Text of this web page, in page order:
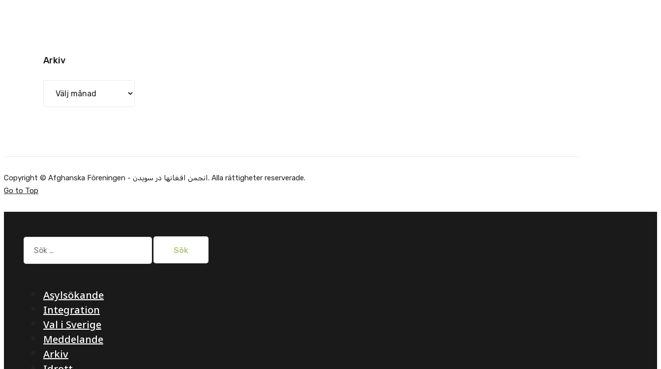
Arkiv
Copyright © Afghanska Föreningen - انجمن افغانها در سویدن. Alla rättigheter reserverade.
Go to Top
Sök
efter:
Asylsökande
Integration
Val i Sverige
Meddelande
Arkiv